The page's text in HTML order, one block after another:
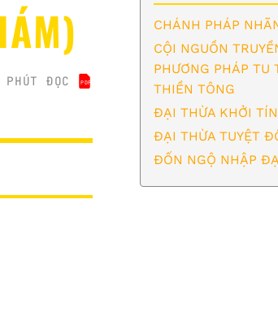
ĐỌC PDF
GƯƠNG THIỀN (THIỀN GIA
CHÁNH PHÁP
CỘI NGUỒN
PHƯƠNG PHÁP TU
THIỀN TÔNG
ĐẠI THỪA KHỞI
ĐẠI THỪA TUYỆT
ĐỐN NGỘ NHẬP